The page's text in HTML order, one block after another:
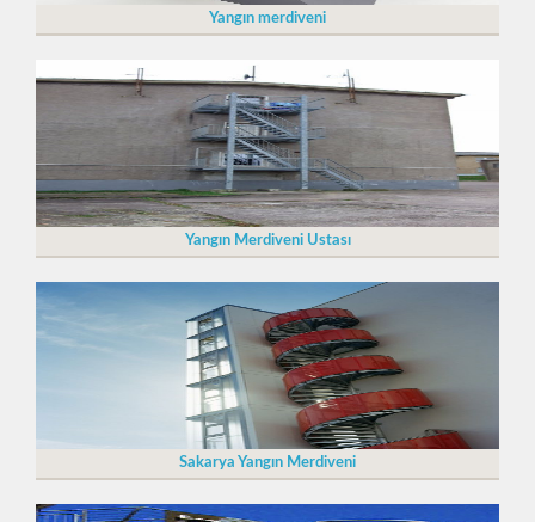
Yangın merdiveni
Yangın Merdiveni Ustası
Sakarya Yangın Merdiveni